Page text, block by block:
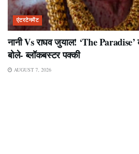
एंटरटेनमेंट
नानी Vs राघव जुयाल! ‘The
बोले- ब्लॉकबस्टर पक्की
AUGUST 7, 2026